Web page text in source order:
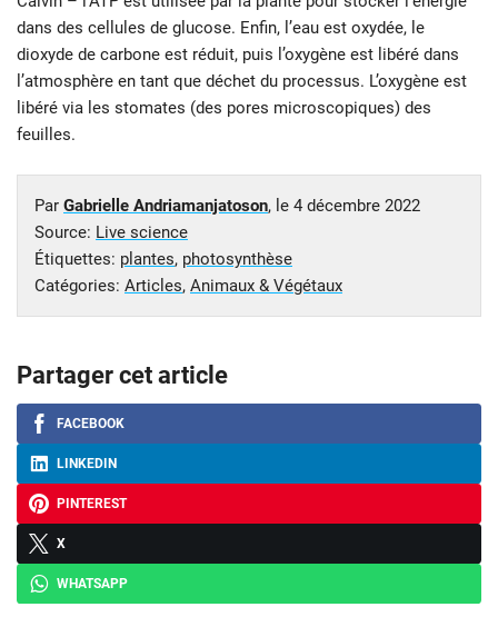
dans des cellules de glucose. Enfin, l’eau est oxydée, le
dioxyde de carbone est réduit, puis l’oxygène est libéré dans
l’atmosphère en tant que déchet du processus. L’oxygène est
libéré via les stomates (des pores microscopiques) des
feuilles.
Par Gabrielle Andriamanjatoson, le 4 décembre 2022
Source: Live science
Étiquettes: plantes, photosynthèse
Catégories: Articles, Animaux & Végétaux
Partager cet article
FACEBOOK
LINKEDIN
PINTEREST
X
WHATSAPP